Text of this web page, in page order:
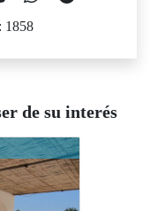
1858
de su interés